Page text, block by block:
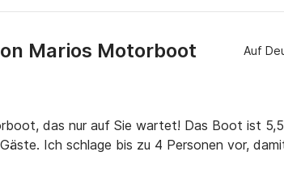
Marios Motorboot Auf
das nur auf Sie wartet! Das Boot ist
Ich schlage bis zu 4 Personen vor,